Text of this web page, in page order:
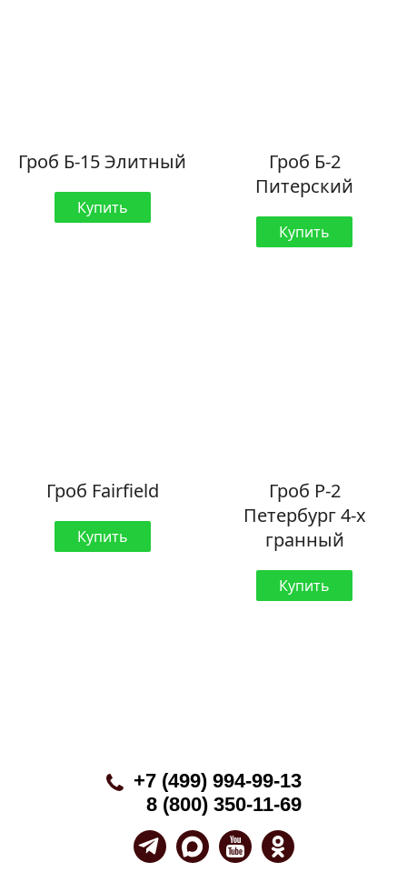
Гроб Б-15 Элитный
Купить
Гроб Б-2
Питерский
Купить
Гроб Fairfield
Купить
Гроб Р-2
Петербург 4-х
гранный
Купить
+7 (499) 994-99-13
8 (800) 350-11-69